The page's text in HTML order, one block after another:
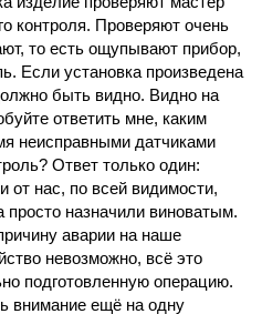
контроля. Проверяют очень
то есть ощупывают прибор,
Если установка произведена
быть видно. Видно на
ответить мне, каким
неисправными датчиками
Ответ только один:
от нас, по всей видимости,
назначили виноватым.
аварии на наше
невозможно, всё это
подготовленную операцию.
внимание ещё на одну